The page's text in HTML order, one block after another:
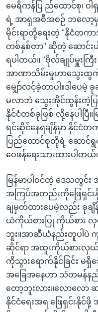
မေရိကန်ပြ ည်ထောင်စု၊
ရဲ့ အာရှအစီအစဉ် ဘလော့
မိုင်းရာတို့ရေးတဲ့ "နိုငံတ
တစ်နှစ်တာ" ဆိုတဲ့ ဆောင်း
ရပါတယ်။ "ဗိုလ်ချုပ်မှူးက
အာဏာသိမ်းမှုဟာသွေးထွ
မျှော်လင့်ခဲ့တာပါ။ဒါပေမဲ့
မလာဘဲ သွေးအိုင်ထွန်းတဲ့ပြ
နိုင်ငံတစ်ခုဖြစ် လို့နေပါပြီ
ရင်ဆိုင်နေရချိန်မှာ နိုင်
ပြည်ထောင်စုတို့ရဲ့ ဆော
ဝေဖန်ရေးသားထားပါတယ်
မြန်မာပါဝင်တဲ့ ဒေသတွင်
အကြပ်အတည်းကိုဖြေရှင်
ချမှတ်ထားပေမဲ့လည်း ခု
ယံကိုယ်စားပြု ကိုယ်စား
ဘူး။အာဆီယံနည်းတူပါပဲ ကု
ဆိုင်ရာ အထူးကိုယ်စားလှယ်
ကိုသွားရောက်နိုင်ခြင်း မရှိသ
အခြေအနေဟာ သံတမန်နည်
တော့ဘူးလား။လောလော
နိုင်ငံရေးအရ ဖြေရှင်းနိုင်